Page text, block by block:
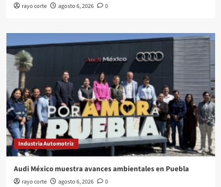
rayo corte agosto 6, 2026 0
Industria Automotriz
Audi México muestra avances ambientales en Puebla
rayo corte agosto 6, 2026 0